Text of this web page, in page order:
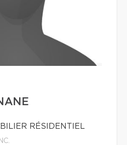
RÉSIDENTIEL